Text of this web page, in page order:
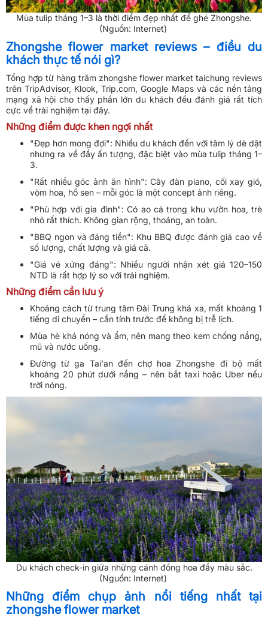
Mùa tulip tháng 1–3 là thời điểm đẹp nhất để ghé Zhongshe.
(Nguồn: Internet)
Zhongshe flower market reviews – điều du
khách thực tế nói gì?
Tổng hợp từ hàng trăm zhongshe flower market taichung reviews
trên TripAdvisor, Klook, Trip.com, Google Maps và các nền tảng
mạng xã hội cho thấy phần lớn du khách đều đánh giá rất tích
cực về trải nghiệm tại đây.
Những điểm được khen ngợi nhất
"Đẹp hơn mong đợi": Nhiều du khách đến với tâm lý dè dặt
nhưng ra về đầy ấn tượng, đặc biệt vào mùa tulip tháng 1–
3.
"Rất nhiều góc ảnh ăn hình": Cây đàn piano, cối xay gió,
vòm hoa, hồ sen – mỗi góc là một concept ảnh riêng.
"Phù hợp với gia đình": Có ao cá trong khu vườn hoa, trẻ
nhỏ rất thích. Không gian rộng, thoáng, an toàn.
"BBQ ngon và đáng tiền": Khu BBQ được đánh giá cao về
số lượng, chất lượng và giá cả.
"Giá vé xứng đáng": Nhiều người nhận xét giá 120–150
NTD là rất hợp lý so với trải nghiệm.
Những điểm cần lưu ý
Khoảng cách từ trung tâm Đài Trung khá xa, mất khoảng 1
tiếng di chuyển – cần tính trước để không bị trễ lịch.
Mùa hè khá nóng và ẩm, nên mang theo kem chống nắng,
mũ và nước uống.
Đường từ ga Tai'an đến chợ hoa Zhongshe đi bộ mất
khoảng 20 phút dưới nắng – nên bắt taxi hoặc Uber nếu
trời nóng.
Du khách check-in giữa những cánh đồng hoa đầy màu sắc.
(Nguồn: Internet)
Những điểm chụp ảnh nổi tiếng nhất tại
zhongshe flower market